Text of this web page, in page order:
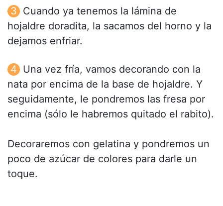
Cuando ya tenemos la lámina de
hojaldre doradita, la sacamos del horno y la
dejamos enfriar.
Una vez fría, vamos decorando con la
nata por encima de la base de hojaldre. Y
seguidamente, le pondremos las fresa por
encima (sólo le habremos quitado el rabito).
Decoraremos con gelatina y pondremos un
poco de azúcar de colores para darle un
toque.